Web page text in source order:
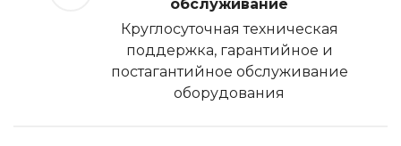
обслуживание
Круглосуточная техническая
поддержка, гарантийное и
постагантийное обслуживание
оборудования